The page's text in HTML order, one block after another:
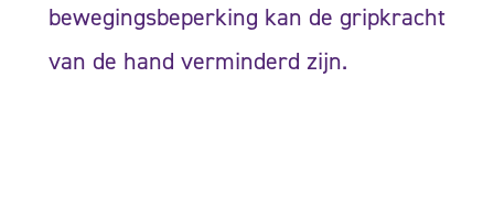
bewegingsbeperking kan de gripkracht
van de hand verminderd zijn.